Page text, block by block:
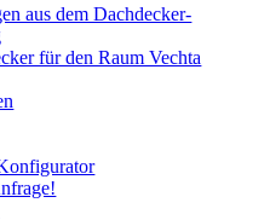
aus dem Dachdecker-
für den Raum Vechta